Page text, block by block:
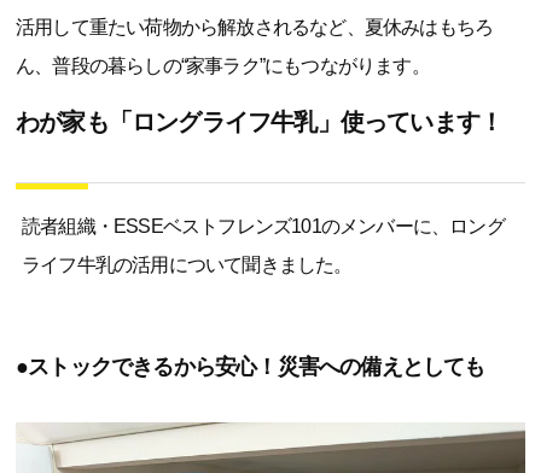
活用して重たい荷物から解放されるなど、夏休みはもちろ
ん、普段の暮らしの“家事ラク”にもつながります。
わが家も「ロングライフ牛乳」使っています！
読者組織・ESSEベストフレンズ101のメンバーに、ロング
ライフ牛乳の活用について聞きました。
●ストックできるから安心！災害への備えとしても